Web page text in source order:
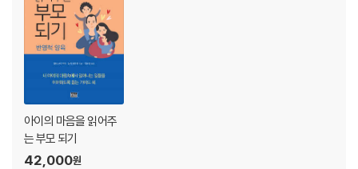
잘못된 행동, 갈등 그리고 연결|두 손 접근법|권위 있는 양육 VS 권위주의
적인 양육|권위 있는 양육의 이점|권위 있는 양육의 특성|권위 있는 양육
의 접근|권위주의적인 접근|요약
07 민감한 아이, 오해를 풀어가기
들어가며|아동보호시설에 있는 아이|아스퍼거 증후군 아이|요약
아이의 마음을 읽어주
는 부모 되기
42,000원